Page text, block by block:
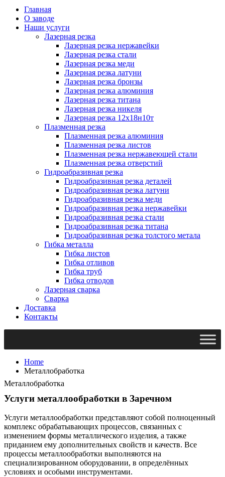
Главная
О заводе
Наши услуги
Лазерная резка
Лазерная резка нержавейки
Лазерная резка стали
Лазерная резка меди
Лазерная резка латуни
Лазерная резка бронзы
Лазерная резка алюминия
Лазерная резка титана
Лазерная резка никеля
Лазерная резка 12х18н10т
Плазменная резка
Плазменная резка алюминия
Плазменная резка листов
Плазменная резка нержавеющей стали
Плазменная резка отверстий
Гидроабразивная резка
Гидроабразивная резка деталей
Гидроабразивная резка латуни
Гидроабразивная резка меди
Гидроабразивная резка нержавейки
Гидроабразивная резка стали
Гидроабразивная резка титана
Гидроабразивная резка толстого метала
Гибка металла
Гибка листов
Гибка отливов
Гибка труб
Гибка отводов
Лазерная сварка
Сварка
Доставка
Контакты
Home
Металлобработка
Металлобработка
Услуги металлообработки в Заречном
Услуги металлообработки представляют собой полноценный
комплекс обрабатывающих процессов, связанных с
изменением формы металлического изделия, а также
приданием ему дополнительных свойств и качеств. Все
процессы металлообработки выполняются на
специализированном оборудовании, в определённых
условиях и особыми инструментами.